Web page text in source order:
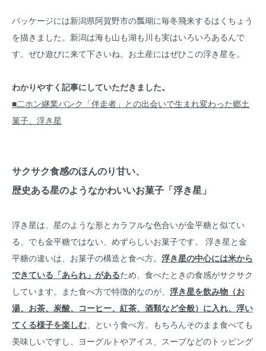
パッケージには新潟県阿賀野市の瓢瑚に毎冬飛来するはくちょう
を描きました。新潟は海も山も湖も川も実はいろいろあるんで
す。ぜひ遊びに来て下さいね。お土産にはぜひこの浮き星を。
わかりやすく記事にしていただきました。
■二ホン継業バンク「伴走者」との出会いで生まれ変わった郷土
菓子、浮き星
サクサク食感のほんのり甘い、
歴史ある星のようなかわいいお菓子「浮き星」
浮き星は、星のような形とカラフルな色合いが金平糖と似てい
る、でも金平糖ではない、めずらしいお菓子です。 浮き星と金
平糖の違いは、お菓子の構造と食べ方。 浮き星の中心には米から
できている「あられ」があるため、食べたときの食感がサクサク
しています。また食べ方で特徴的なのが、 浮き星を飲み物（お
湯、お茶、炭酸、コーヒー、紅茶、酒類など全般）に入れ、浮い
てくる様子を楽しむ、という食べ方。もちろんそのまま食べても
美味しいですし、ヨーグルトやアイス、スープなどのトッピング